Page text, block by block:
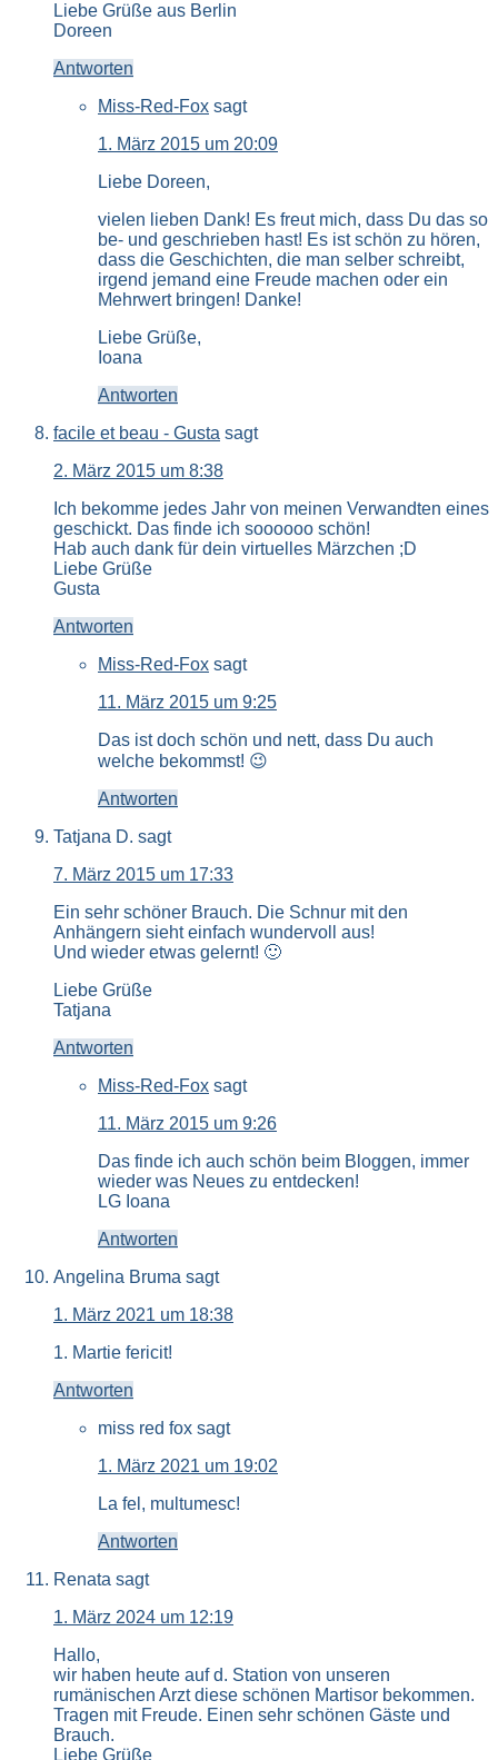
Liebe Grüße aus Berlin
Doreen
Antworten
Miss-Red-Fox sagt
1. März 2015 um 20:09
Liebe Doreen,
vielen lieben Dank! Es freut mich, dass Du das so
be- und geschrieben hast! Es ist schön zu hören,
dass die Geschichten, die man selber schreibt,
irgend jemand eine Freude machen oder ein
Mehrwert bringen! Danke!
Liebe Grüße,
Ioana
Antworten
facile et beau - Gusta sagt
2. März 2015 um 8:38
Ich bekomme jedes Jahr von meinen Verwandten eines
geschickt. Das finde ich soooooo schön!
Hab auch dank für dein virtuelles Märzchen ;D
Liebe Grüße
Gusta
Antworten
Miss-Red-Fox sagt
11. März 2015 um 9:25
Das ist doch schön und nett, dass Du auch
welche bekommst! 😉
Antworten
Tatjana D. sagt
7. März 2015 um 17:33
Ein sehr schöner Brauch. Die Schnur mit den
Anhängern sieht einfach wundervoll aus!
Und wieder etwas gelernt! 🙂
Liebe Grüße
Tatjana
Antworten
Miss-Red-Fox sagt
11. März 2015 um 9:26
Das finde ich auch schön beim Bloggen, immer
wieder was Neues zu entdecken!
LG Ioana
Antworten
Angelina Bruma sagt
1. März 2021 um 18:38
1. Martie fericit!
Antworten
miss red fox sagt
1. März 2021 um 19:02
La fel, multumesc!
Antworten
Renata sagt
1. März 2024 um 12:19
Hallo,
wir haben heute auf d. Station von unseren
rumänischen Arzt diese schönen Martisor bekommen.
Tragen mit Freude. Einen sehr schönen Gäste und
Brauch.
Liebe Grüße